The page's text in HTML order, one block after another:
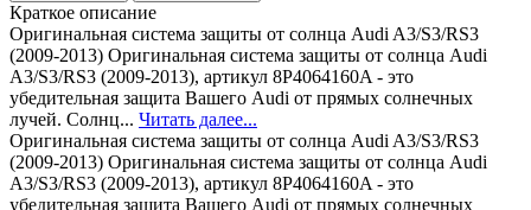
Краткое описание
Оригинальная система защиты от солнца Audi A3/S3/RS3
(2009-2013) Оригинальная система защиты от солнца Audi
A3/S3/RS3 (2009-2013), артикул 8P4064160A - это
убедительная защита Вашего Audi от прямых солнечных
лучей. Солнц... Читать далее...
Оригинальная система защиты от солнца Audi A3/S3/RS3
(2009-2013) Оригинальная система защиты от солнца Audi
A3/S3/RS3 (2009-2013), артикул 8P4064160A - это
убедительная защита Вашего Audi от прямых солнечных